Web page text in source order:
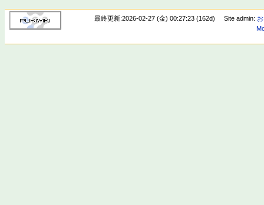
最終更新:2026-02-27 (金) 00:27:23 (162d) Site admin: